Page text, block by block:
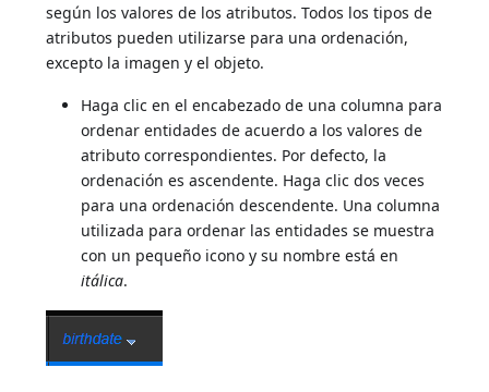
según los valores de los atributos. Todos los tipos de
atributos pueden utilizarse para una ordenación,
excepto la imagen y el objeto.
Haga clic en el encabezado de una columna para
ordenar entidades de acuerdo a los valores de
atributo correspondientes. Por defecto, la
ordenación es ascendente. Haga clic dos veces
para una ordenación descendente. Una columna
utilizada para ordenar las entidades se muestra
con un pequeño icono y su nombre está en
itálica.